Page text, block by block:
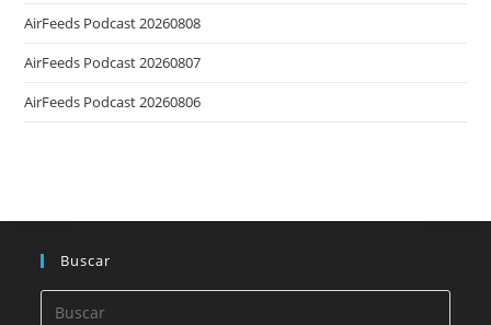
AirFeeds Podcast 20260808
AirFeeds Podcast 20260807
AirFeeds Podcast 20260806
Buscar